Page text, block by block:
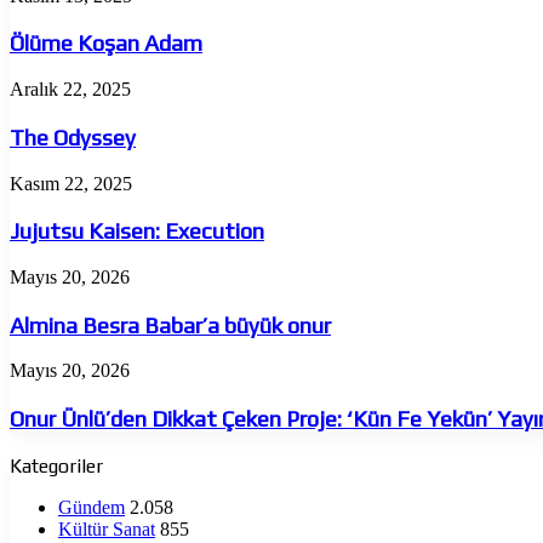
Adam
Ölüme Koşan Adam
The
Aralık 22, 2025
The Odyssey
Jujutsu
Execution
Kasım 22, 2025
Jujutsu Kaisen: Execution
Almina
Babar’a
büyük
onur
Mayıs 20, 2026
Almina Besra Babar’a büyük onur
Onur
Dikkat
Çeken
Proje:
‘Kün
Yekün’
Mayıs 20, 2026
Onur Ünlü’den Dikkat Çeken Proje: ‘Kün Fe Yekün’
Kategoriler
Gündem 2.058
Kültür Sanat 855